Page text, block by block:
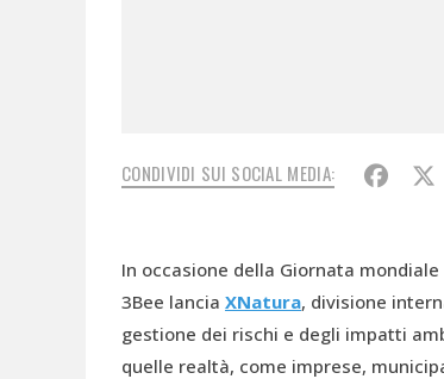
CONDIVIDI SUI SOCIAL MEDIA:
In occasione della Giornata
3Bee lancia XNatura, divisione
gestione dei rischi e degli impatti
quelle realtà, come imprese,